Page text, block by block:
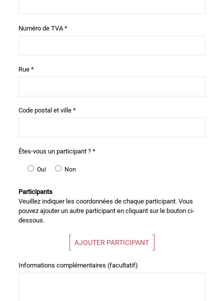
Numéro de TVA *
Rue *
Code postal et ville *
Êtes-vous un participant ? *
Oui Non
Participants
Veuillez indiquer les coordonnées de chaque participant. Vous
pouvez ajouter un autre participant en cliquant sur le bouton ci-
dessous.
AJOUTER PARTICIPANT
Informations complémentaires (facultatif)